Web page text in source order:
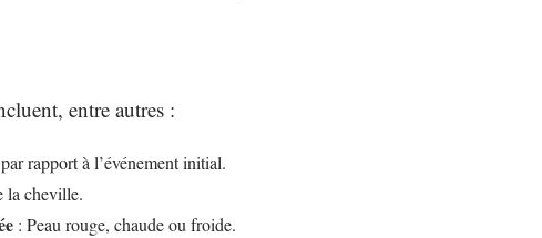
entre autres :
rapport à l’événement initial.
la cheville.
: Peau rouge, chaude ou froide.